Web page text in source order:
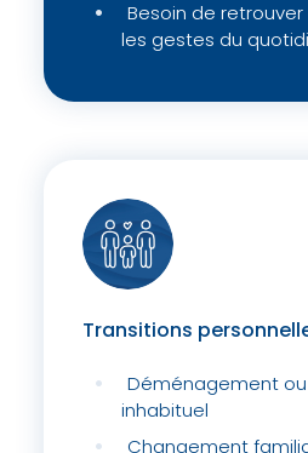
Besoin de
les gestes du
Transitions
Déménagement
inhabituel
Changement